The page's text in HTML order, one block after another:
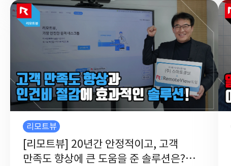
리모트뷰
[리모트뷰] 20년간 안정적이고, 고객
만족도 향상에 큰 도움을 준 솔루션은?｜